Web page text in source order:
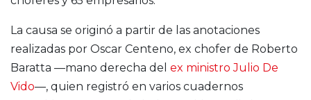
La causa se originó a partir de las anotaciones
realizadas por Oscar Centeno, ex chofer de Roberto
Baratta —mano derecha del ex ministro Julio De
Vido—, quien registró en varios cuadernos